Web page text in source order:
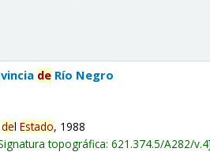
de Río Negro
delEstado, 1988
topográfica:621.374.5/A282/v.4